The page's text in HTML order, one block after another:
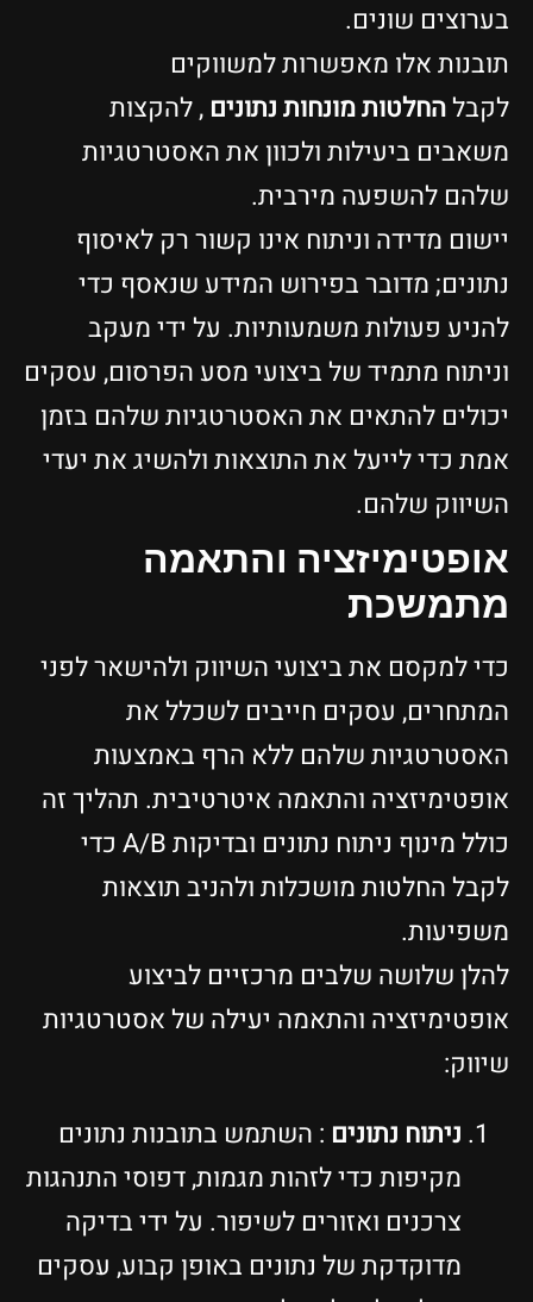
בערוצים שונים.
תובנות אלו מאפשרות למשווקים
לקבלהחלטות מונחות נתונים , להקצות
משאבים ביעילות ולכוון את האסטרטגיות
שלהם להשפעה מירבית.
יישום מדידה וניתוח אינו קשור רק לאיסוף
נתונים; מדובר בפירוש המידע שנאסף כדי
להניע פעולות משמעותיות. על ידי מעקב
וניתוח מתמיד של ביצועי מסע הפרסום, עסקים
יכולים להתאים את האסטרטגיות שלהם בזמן
אמת כדי לייעל את התוצאות ולהשיג את יעדי
השיווק שלהם.
אופטימיזציה והתאמה
מתמשכת
כדי למקסם את ביצועי השיווק ולהישאר לפני
המתחרים, עסקים חייבים לשכלל את
האסטרטגיות שלהם ללא הרף באמצעות
אופטימיזציה והתאמה איטרטיבית. תהליך זה
כולל מינוף ניתוח נתונים ובדיקות A/B כדי
לקבל החלטות מושכלות ולהניב תוצאות
משפיעות.
להלן שלושה שלבים מרכזיים לביצוע
אופטימיזציה והתאמה יעילה של אסטרטגיות
שיווק:
ניתוח נתונים : השתמש בתובנות נתונים
מקיפות כדי לזהות מגמות, דפוסי התנהגות
צרכנים ואזורים לשיפור. על ידי בדיקה
מדוקדקת של נתונים באופן קבוע, עסקים